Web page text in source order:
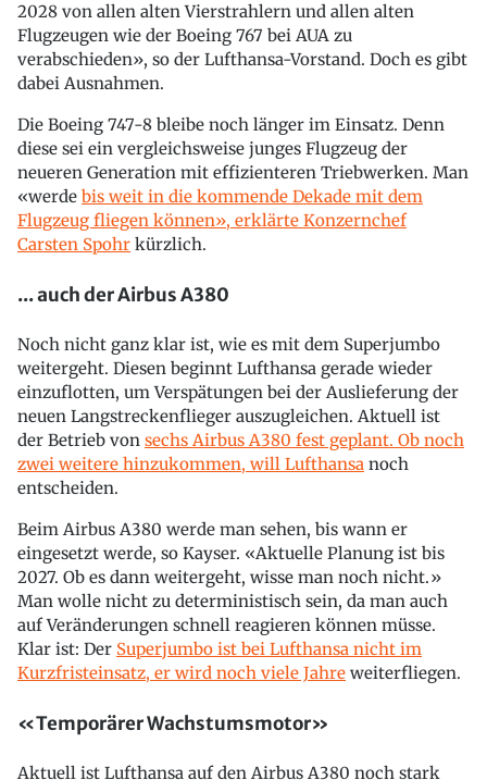
2028 von allen alten Vierstrahlern und allen alten
Flugzeugen wie der Boeing 767 bei AUA zu
verabschieden», so der Lufthansa-Vorstand. Doch es gibt
dabei Ausnahmen.
Die Boeing 747-8 bleibe noch länger im Einsatz. Denn
diese sei ein vergleichsweise junges Flugzeug der
neueren Generation mit effizienteren Triebwerken. Man
«werde bis weit in die kommende Dekade mit dem
Flugzeug fliegen können», erklärte Konzernchef
Carsten Spohr kürzlich.
... auch der Airbus A380
Noch nicht ganz klar ist, wie es mit dem Superjumbo
weitergeht. Diesen beginnt Lufthansa gerade wieder
einzuflotten, um Verspätungen bei der Auslieferung der
neuen Langstreckenflieger auszugleichen. Aktuell ist
der Betrieb von sechs Airbus A380 fest geplant. Ob noch
zwei weitere hinzukommen, will Lufthansa noch
entscheiden.
Beim Airbus A380 werde man sehen, bis wann er
eingesetzt werde, so Kayser. «Aktuelle Planung ist bis
2027. Ob es dann weitergeht, wisse man noch nicht.»
Man wolle nicht zu deterministisch sein, da man auch
auf Veränderungen schnell reagieren können müsse.
Klar ist: Der Superjumbo ist bei Lufthansa nicht im
Kurzfristeinsatz, er wird noch viele Jahre weiterfliegen.
«Temporärer Wachstumsmotor»
Aktuell ist Lufthansa auf den Airbus A380 noch stark